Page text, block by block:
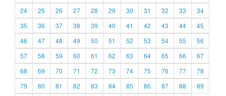
24
25 26 27 28 29 30 31 32 33
34
35
36 37 38 39 40 41 42 43 44
45
46
47 48 49 50 51 52 53 54 55
56
57
58 59 60 61 62 63 64 65 66
67
68
69 70 71 72 73 74 75 76 77
78
79
80 81 82 83 84 85 86 87 88
89